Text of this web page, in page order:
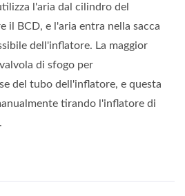
l'aria dal cilindro del
il BCD, e l'aria entra nella sacca
dell'inflatore. La maggior
di sfogo per
del tubo dell'inflatore, e questa
tirando l'inflatore di